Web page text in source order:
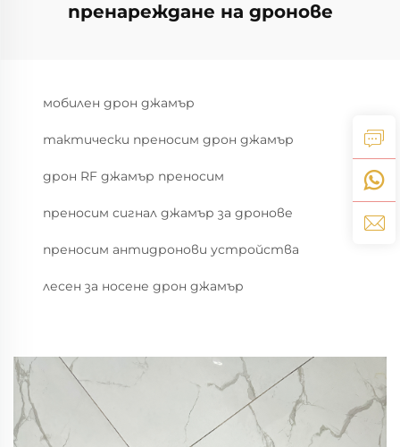
пренареждане на дронове
мобилен дрон джамър
тактически преносим дрон джамър
дрон RF джамър преносим
преносим сигнал джамър за дронове
преносим антидронови устройства
лесен за носене дрон джамър